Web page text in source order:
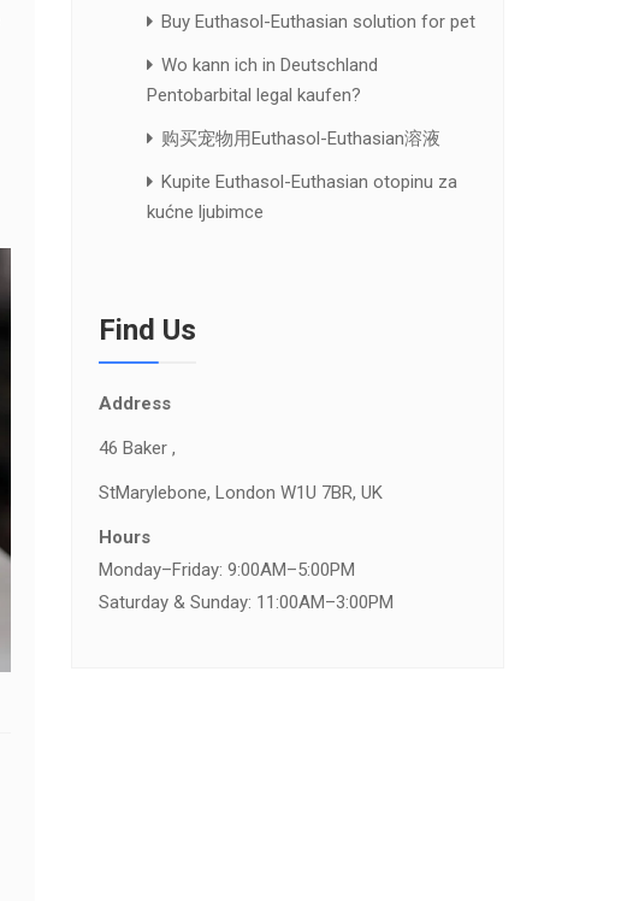
Buy Euthasol-Euthasian solution for pet
Wo kann ich in Deutschland
Pentobarbital legal kaufen?
购买宠物用Euthasol-Euthasian溶液
Kupite Euthasol-Euthasian otopinu za
kućne ljubimce
Find Us
Address
46 Baker ,
StMarylebone, London W1U 7BR, UK
Hours
Monday–Friday: 9:00AM–5:00PM
Saturday & Sunday: 11:00AM–3:00PM